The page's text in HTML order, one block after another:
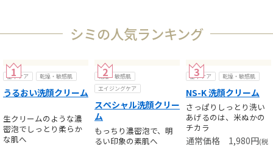
シミの人気ランキング
基本ケア 乾燥・敏感肌
うるおい洗顔クリーム
生クリームのような濃
密泡でしっとり柔らか
な肌へ
乾燥・敏感肌
エイジングケア
スペシャル洗顔クリー
ム
もっちり濃密泡で、明
るい印象の素肌へ
基本ケア 乾燥・敏感肌
NS-K 洗顔クリーム
さっぱりしっとり洗い
あげるのは、米ぬかの
チカラ
1,980円(税